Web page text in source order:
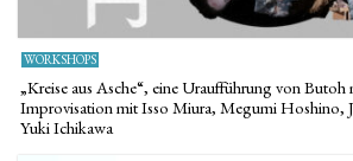
WORKSHOPS
„Kreise aus Asche“, eine Uraufführung von
Improvisation mit Isso Miura, Megumi Hoshino,
Yuki Ichikawa